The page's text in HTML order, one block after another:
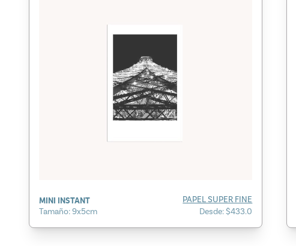
MINI INSTANT
PAPEL SUPER FINE
Tamaño: 9x5cm
Desde: $433.0